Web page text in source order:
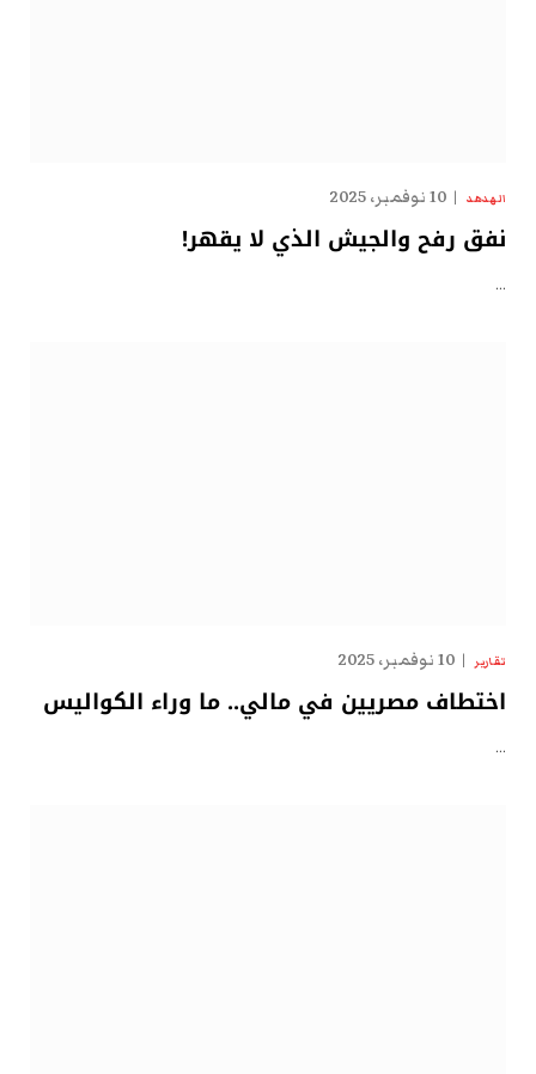
الهدهد 10 نوفمبر، 2025
نفق رفح والجيش الذي لا يقهر!
…
تقارير 10 نوفمبر، 2025
اختطاف مصريين في مالي.. ما وراء الكواليس
…